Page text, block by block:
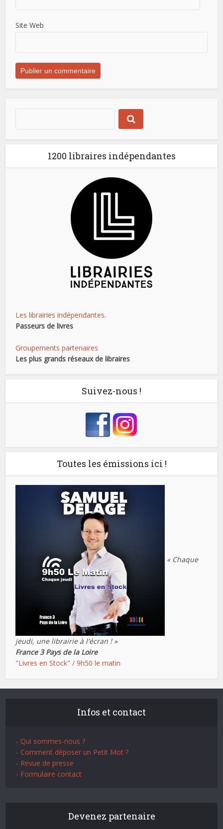
Site Web
1200 libraires indépendantes
Les librairies indépendantes.
Passeurs de livres
Groupements partenaires
Les plus grands réseaux de libraires
Suivez-nous !
Toutes les émissions ici !
« Chaque
jeudi, une librairie à l'écran ! »
France 3 Pays de la Loire
"Livres en Stock" / 9h50 le matin
Infos et contact
- Qui sommes-nous ?
- Comment déposer un Petit Mot ?
- Revue de presse
- Formulaire contact
Devenez partenaire